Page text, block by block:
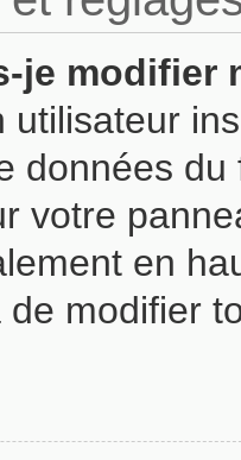
je modifier
utilisateur
données
votre
en
modifier